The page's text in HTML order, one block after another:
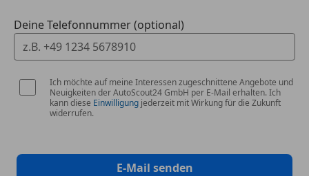
Erhöhte Anhängelast
Klimatisierungsautomatik THERMOTRONIC
Umfeldbeleuchtung mit Projektion des
Adaptiver Fernlicht-Assistent Plus
Ladedose
MULTIBEAM LED
Ladegutbefestigung
Deine Telefonnummer (optional)
Ich möchte auf meine Interessen zugeschnittene Angebote und
Neuigkeiten der AutoScout24 GmbH per E-Mail erhalten. Ich
kann diese Einwilligung jederzeit mit Wirkung für die Zukunft
widerrufen.
E-Mail senden